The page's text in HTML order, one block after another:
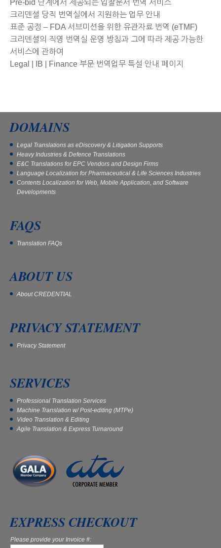
Pre-bid 단계에서 제공되는 입찰문서 번역 서비스
크리덴셜 당직 번역실에서 지원하는 업무 안내
표준 공정 – FDA 서브미션을 위한 유관자료 번역 (eTMF)
크리덴셜의 직영 번역실 운영 방침과 그에 따라 제공 가능한
서비스에 관하여
Legal | IB | Finance 부문 번역업무 특설 안내 페이지
DOMAINS
Legal Translations as eDiscovery & Litigation Supports
Heavy Industries & Defence Translations
E&C Translations for EPC Vendors and Design Firms
Language Localization for Pharmaceutical & Life Sciences Industries
Contents Localization for Web, Mobile Application, and Software
Developments
FAQS
Translation FAQs
ABOUT US
About CREDENTIAL
PRIVACY STATEMENT
Privacy Statement
SERVICES
Professional Translation Services
Machine Translation w/ Post-editing (MTPe)
Video Translation & Editing
Agile Translation & Express Turnaround
EXPRESS CHECKOUT
Please provide your Invoice #: